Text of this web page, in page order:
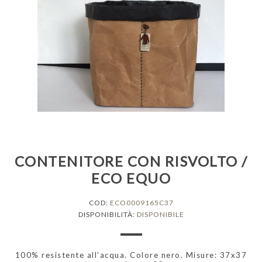
CONTENITORE CON RISVOLTO /
ECO EQUO
COD: ECO0009165C37
DISPONIBILITÀ: DISPONIBILE
100% resistente all'acqua. Colore nero. Misure: 37x37